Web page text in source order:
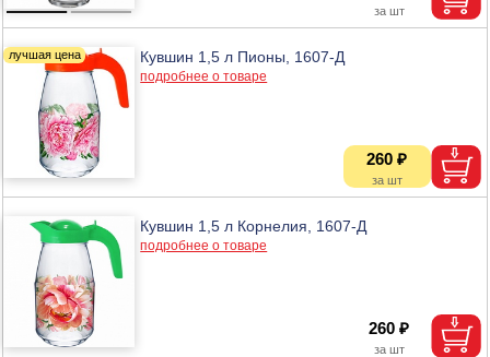
Кувшин 1,5 л Пионы, 1607-Д
подробнее о товаре
260 ₽
Кувшин 1,5 л Корнелия, 1607-Д
подробнее о товаре
260 ₽